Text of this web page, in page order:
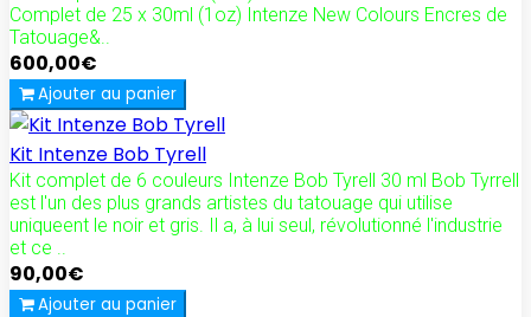
Complet de 25 x 30ml (1oz) Intenze New Colours Encres de
Tatouage&..
600,00€
Ajouter au panier
Kit Intenze Bob Tyrell
Kit complet de 6 couleurs Intenze Bob Tyrell 30 ml Bob Tyrrell
est l'un des plus grands artistes du tatouage qui utilise
uniqueent le noir et gris. Il a, à lui seul, révolutionné l'industrie
et ce ..
90,00€
Ajouter au panier